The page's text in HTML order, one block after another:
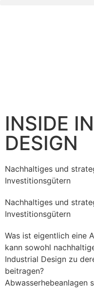
INSIDE
DESIGN
Nachhaltiges und
Investitionsgütern
Nachhaltiges und
Investitionsgütern
Was ist eigentlich eine
kann sowohl
Industrial Design zu
beitragen?
Abwasserhebeanlagen